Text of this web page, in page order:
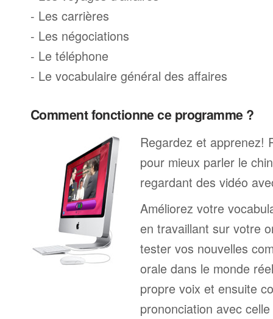
- Les carrières
- Les négociations
- Le téléphone
- Le vocabulaire général des affaires
Comment fonctionne ce programme ?
Regardez et apprenez!
pour mieux parler le
regardant des vidéo
Améliorez votre
en travaillant sur votre
tester vos nouvelles
orale dans le monde
propre voix et ensuite
prononciation avec